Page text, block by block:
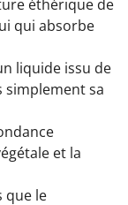
éthérique de
qui absorbe
liquide issu de
simplement sa
et la
que le